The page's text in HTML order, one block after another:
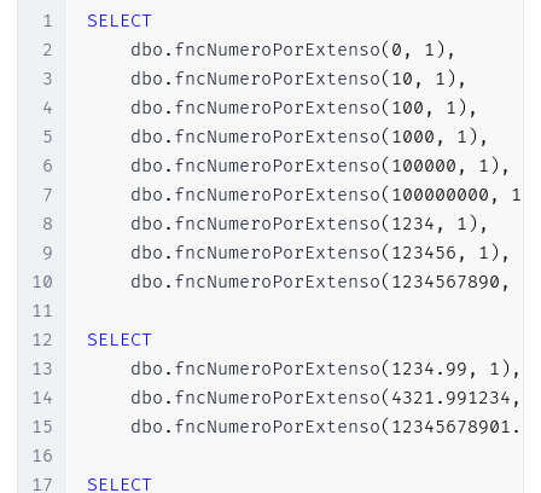
26
27
28
29
30
31
32
33
34
35
36
37
38
39
40
41
42
IF (@valor = 0)
BEGIN
SET @retorno = 'Zero' ( CASE
RETURN @retorno;
END ;
-- Cria as tabelas com os intervalos
DECLARE @tabelaNumeros TABLE
(
        descricao
VARCHAR(50 ) NOT NULL
        maior
1
2
3
4
5
6
7
8
9
10
11
12
13
14
15
16
17
SELECT
    dbo
. fncNumeroPorExtenso( 0 , 1 ) ,
    dbo
. fncNumeroPorExtenso( 10 , 1 ) ,
    dbo
. fncNumeroPorExtenso( 100 , 1 ) ,
    dbo
. fncNumeroPorExtenso( 1000 , 1 ) ,
    dbo
. fncNumeroPorExtenso( 100000 , 1 ) ,
    dbo
. fncNumeroPorExtenso( 100000000 , 1
    dbo
. fncNumeroPorExtenso( 1234 , 1 ) ,
    dbo
. fncNumeroPorExtenso( 123456 , 1 ) ,
    dbo
. fncNumeroPorExtenso( 1234567890 ,
SELECT
    dbo
. fncNumeroPorExtenso( 1234.99 , 1 ) ,
    dbo
. fncNumeroPorExtenso( 4321.991234 ,
    dbo
. fncNumeroPorExtenso(
SELECT